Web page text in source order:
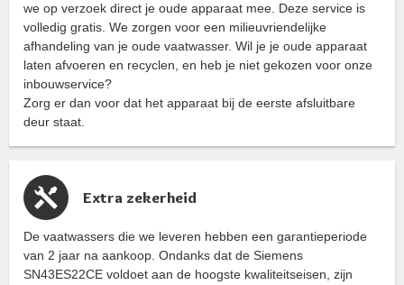
we op verzoek direct je oude apparaat mee. Deze service is
volledig gratis. We zorgen voor een milieuvriendelijke
afhandeling van je oude vaatwasser. Wil je je oude apparaat
laten afvoeren en recyclen, en heb je niet gekozen voor onze
inbouwservice?
Zorg er dan voor dat het apparaat bij de eerste afsluitbare
deur staat.
Extra zekerheid
De vaatwassers die we leveren hebben een garantieperiode
van 2 jaar na aankoop. Ondanks dat de Siemens
SN43ES22CE voldoet aan de hoogste kwaliteitseisen, zijn